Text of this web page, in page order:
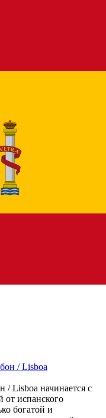
/ Lisboa
/ Lisboa начинается с
от испанского
богатой и